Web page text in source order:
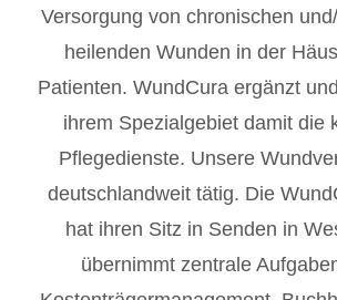
Versorgung von chronischen
heilenden Wunden in der
Patienten. WundCura ergänzt
ihrem Spezialgebiet damit die
Pflegedienste. Unsere
deutschlandweit tätig. Die
hat ihren Sitz in Senden in
übernimmt zentrale